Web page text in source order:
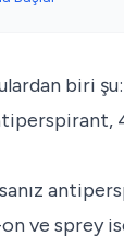
biri şu:
sprey ise